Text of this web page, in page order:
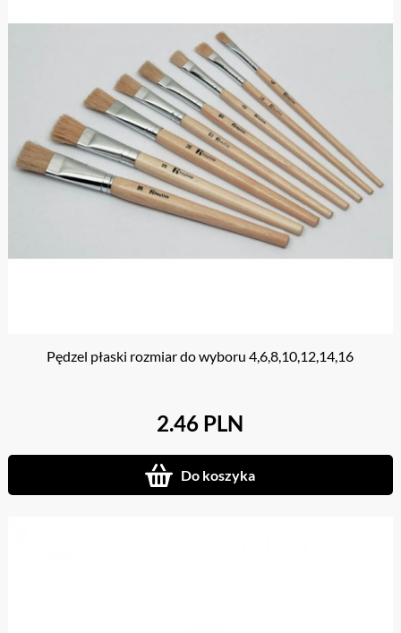
Pędzel płaski rozmiar do wyboru 4,6,8,10,12,14,16
2.46 PLN
Do koszyka